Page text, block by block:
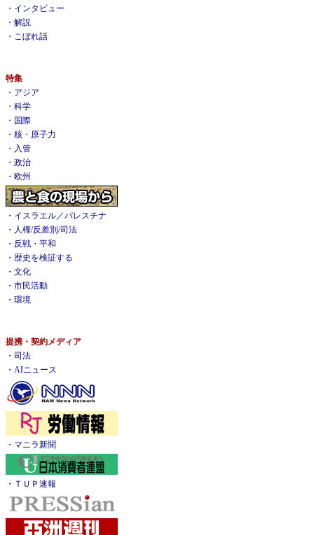
・ インタビュー
・ 解説
・ こぼれ話
特集
・ アジア
・ 科学
・ 国際
・ 核・原子力
・ 入管
・ 政治
・ 欧州
・ イスラエル／パレスチナ
・ 人権/反差別/司法
・ 反戦・平和
・ 歴史を検証する
・ 文化
・ 市民活動
・ 環境
提携・契約メディア
・ 司法
・ AIニュース
・ マニラ新聞
・ ＴＵＰ速報